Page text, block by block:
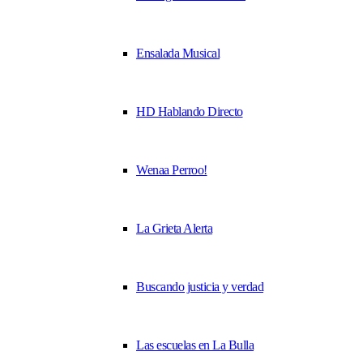
Ensalada Musical
HD Hablando Directo
Wenaa Perroo!
La Grieta Alerta
Buscando justicia y verdad
Las escuelas en La Bulla